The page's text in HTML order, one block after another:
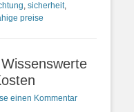
, sicherheit,
preise
einen Kommentar